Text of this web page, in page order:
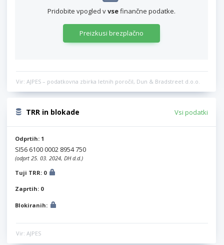
Pridobite vpogled vvsefinančne podatke.
Preizkusi brezplačno
Vir: AJPES – podatkovna zbirka letnih poročil, Dun & Bradstreet d.o.o.
TRR in blokade Vsi podatki
Odprtih: 1
SI56 6100 0002 8954 750
(odprt 25. 03. 2024, DH d.d.)
Tuji TRR: 0
Zaprtih: 0
Blokiranih:
Vir: AJPES